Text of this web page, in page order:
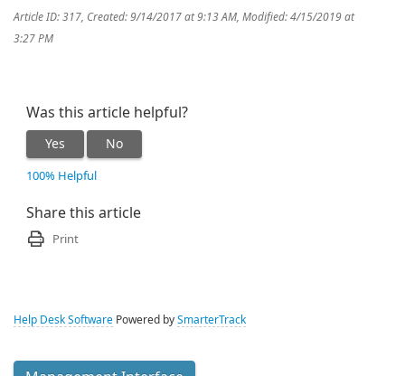
Article ID: 317, Created: 9/14/2017 at 9:13 AM, Modified: 4/15/2019 at
3:27 PM
Was this article helpful?
Yes No
100% Helpful
Share this article
Print
Help Desk Software Powered by SmarterTrack